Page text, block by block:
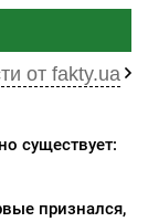
от fakty.ua
существует:
признался,